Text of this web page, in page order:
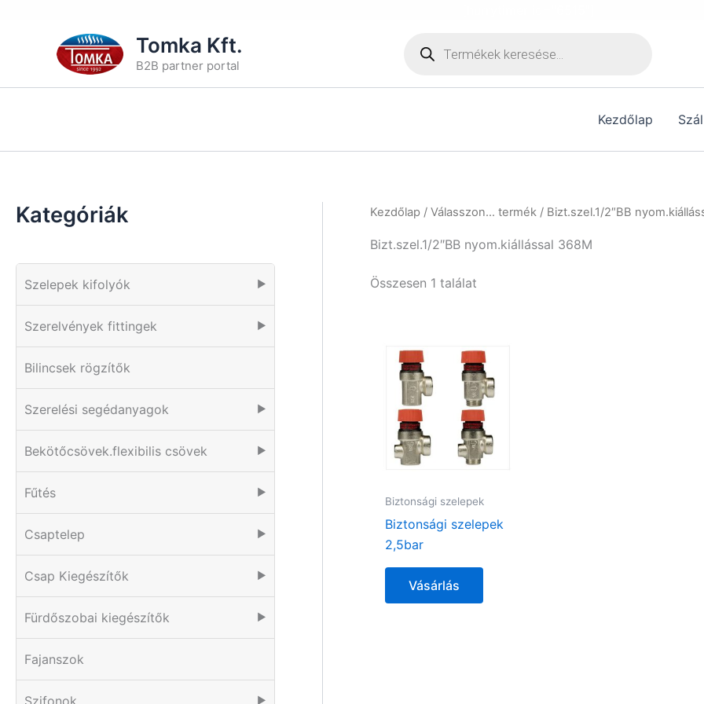
Tomka Kft.
B2B partner portal
search
Kezdőlap
Kategóriák
Szelepek kifolyók ▶
Szerelvények fittingek ▶
Bilincsek rögzítők
Szerelési segédanyagok ▶
Bekötőcsövek.flexibilis csövek ▶
Fűtés ▶
Csaptelep ▶
Csap Kiegészítők ▶
Fürdőszobai kiegészítők ▶
Fajanszok
Szifonok ▶
Kezdőlap / Válasszon... termék / Bizt.szel.1/2″BB
Bizt.szel.1/2″BB nyom.kiállással 368M
Összesen 1 találat
Biztonsági szelepek
Biztonsági szelepek
2,5bar
Vásárlás